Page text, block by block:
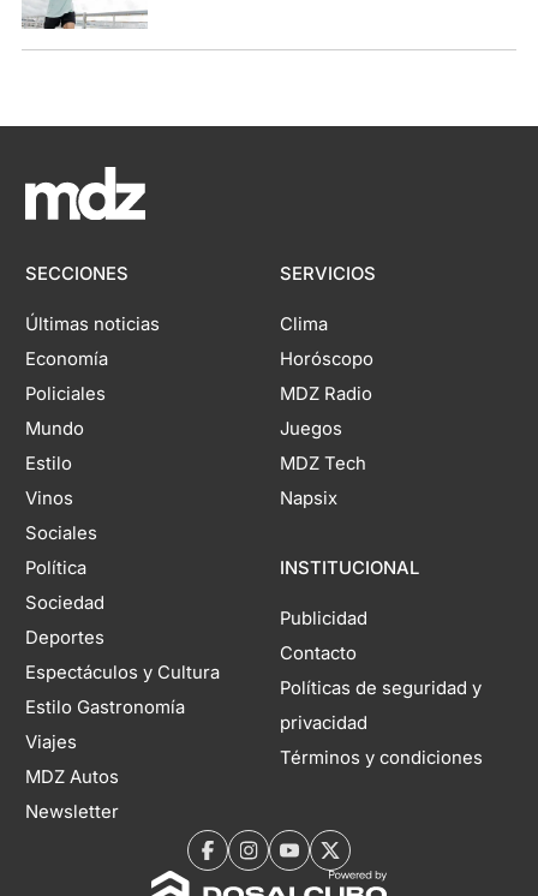
SECCIONES
Últimas noticias
Economía
Policiales
Mundo
Estilo
Vinos
Sociales
Política
Sociedad
Deportes
Espectáculos y Cultura
Estilo Gastronomía
Viajes
MDZ Autos
Newsletter
SERVICIOS
Clima
Horóscopo
MDZ Radio
Juegos
MDZ Tech
Napsix
INSTITUCIONAL
Publicidad
Contacto
Políticas de seguridad y
privacidad
Términos y condiciones